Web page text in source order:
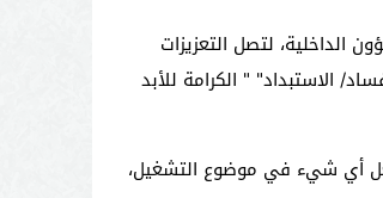
لتصل التعزيزات
الاستبداد" " الكرامة للأبد
أي شيء في موضوع التشغيل،